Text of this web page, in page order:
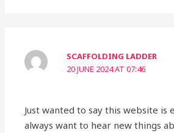
SCAFFOLDING LADDER
20 JUNE 2024 AT 07:46
Just wanted to say this website is
always want to hear new things